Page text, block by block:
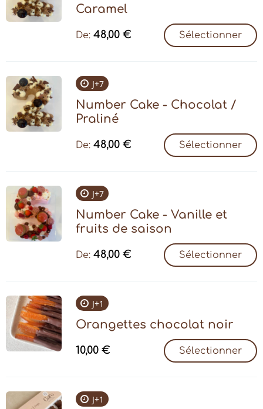
Caramel
De: 48,00 € Sélectionner
J+7
Number Cake - Chocolat /
Praliné
De: 48,00 € Sélectionner
J+7
Number Cake - Vanille et
fruits de saison
De: 48,00 € Sélectionner
J+1
Orangettes chocolat noir
10,00 € Sélectionner
J+1